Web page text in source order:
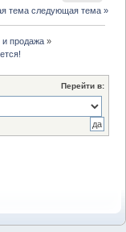
тема следующая тема »
продажа»
Перейти в: